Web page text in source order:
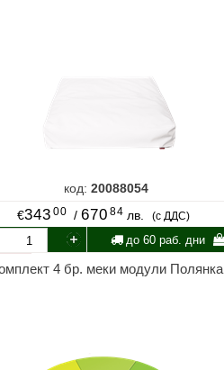
код:20088054
€343 00 /670 84 лв. (с ДДС)
до 60 раб. дни
4 бр. меки модули Полянка